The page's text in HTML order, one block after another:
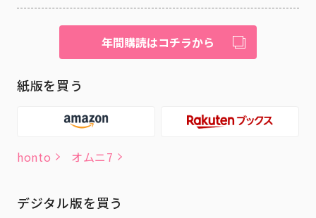
年間購読はコチラから
紙版を買う
honto オムニ7
デジタル版を買う